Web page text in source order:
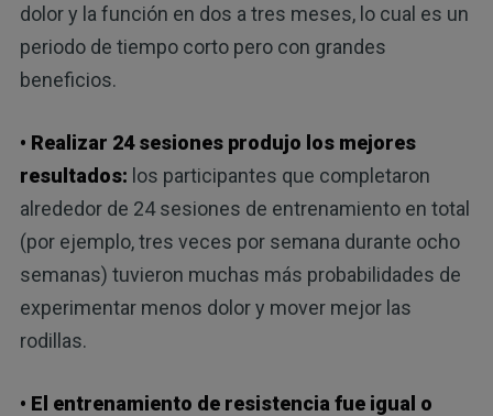
dolor y la función en dos a tres meses, lo cual es un
periodo de tiempo corto pero con grandes
beneficios.
• Realizar 24 sesiones produjo los mejores
resultados: los participantes que completaron
alrededor de 24 sesiones de entrenamiento en total
(por ejemplo, tres veces por semana durante ocho
semanas) tuvieron muchas más probabilidades de
experimentar menos dolor y mover mejor las
rodillas.
• El entrenamiento de resistencia fue igual o